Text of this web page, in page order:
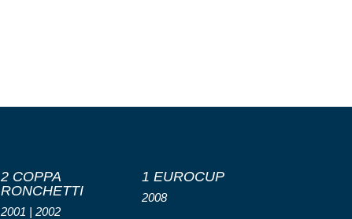
2 COPPA
RONCHETTI
2001 | 2002
1 EUROCUP
2008